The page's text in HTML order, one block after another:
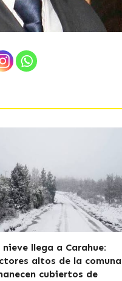
nieve llega a Carahue:
altos de la comuna
cubiertos de